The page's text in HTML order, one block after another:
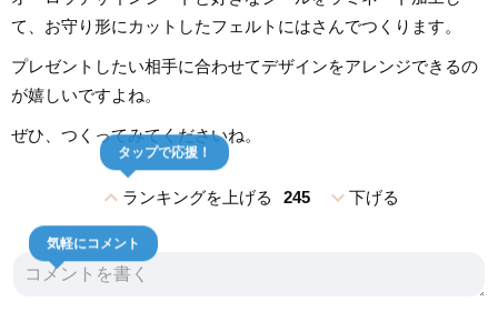
て、お守り形にカットしたフェルトにはさんでつくります。
プレゼントしたい相手に合わせてデザインをアレンジできるの
が嬉しいですよね。
ぜひ、つくってみてくださいね。
expand_lessランキングを上げる 245
タップで応援！
expand_more下げる
気軽にコメント